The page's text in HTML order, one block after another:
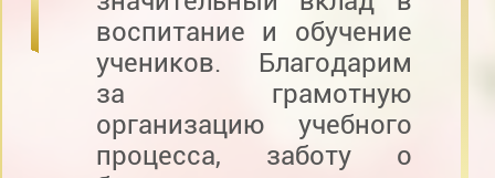
воспитание и обучение
учеников. Благодарим
за грамотную
организацию учебного
процесса, заботу о